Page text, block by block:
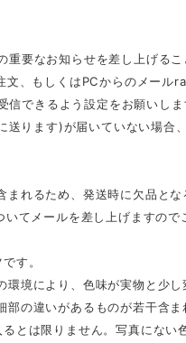
要なお知らせを差し上げる
、もしくはPCからのメール
受信できるよう設定をお願いしま
ります)が届いていない場合
れるため、発送時に欠品とな
てメールを差し上げますので
す。
環境により、色味が実物と少
の違いがあるものが若干含ま
とは限りません。写真にな